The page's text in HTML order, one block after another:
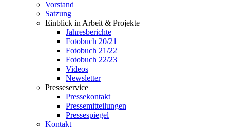
Vorstand
Satzung
Einblick in Arbeit & Projekte
Jahresberichte
Fotobuch 20/21
Fotobuch 21/22
Fotobuch 22/23
Videos
Newsletter
Presseservice
Pressekontakt
Pressemitteilungen
Pressespiegel
Kontakt